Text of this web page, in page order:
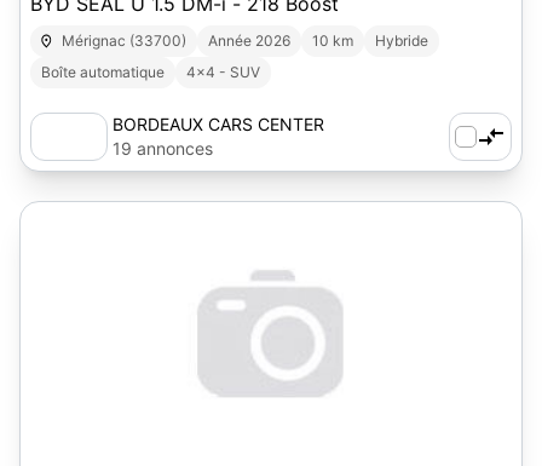
Mérignac (33700) Année 2026 10 km
Hybride
Boîte automatique
4x4 - SUV
BORDEAUX CARS CENTER
19 annonces